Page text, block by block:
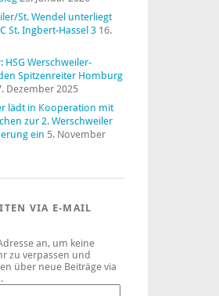
St. Wendel unterliegt
St. Ingbert-Hassel 3 16.
Werschweiler-
Spitzenreiter Homburg
Dezember 2025
lädt in Kooperation mit
zur 2. Werschweiler
ein 5. November
VIA E-MAIL
an, um keine
zu verpassen und
über neue Beiträge via